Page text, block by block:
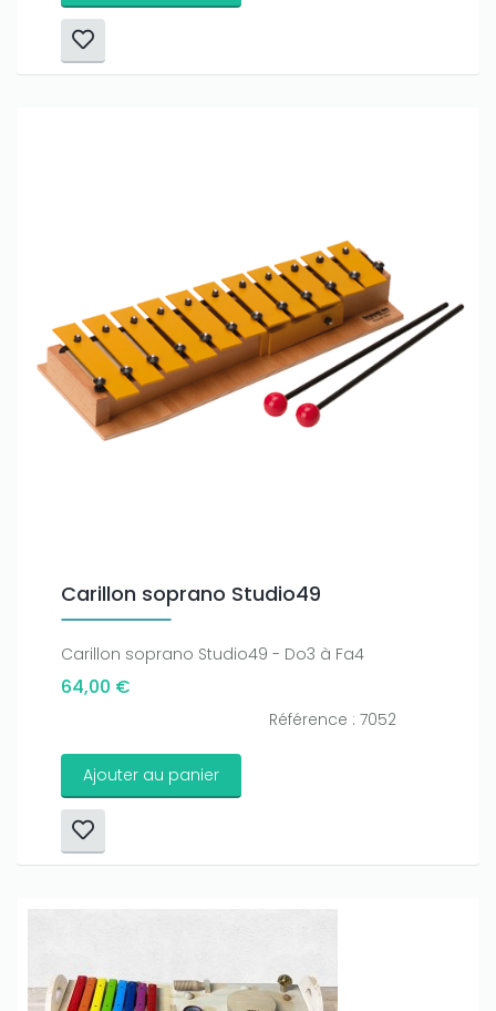
Carillon soprano Studio49
Carillon soprano Studio49 - Do3 à Fa4
64,00 €
Référence : 7052
Ajouter au panier